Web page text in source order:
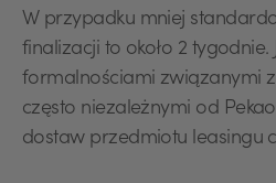
W przypadku mniej
finalizacji to około 2 tygodnie.
formalnościami związanymi
często niezależnymi od
dostaw przedmiotu leasingu